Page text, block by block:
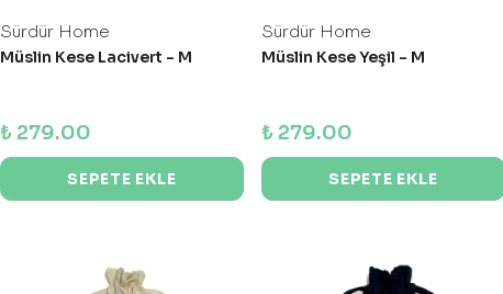
Sürdür Home
Müslin Kese Lacivert - M
₺ 279.00
SEPETE EKLE
Sürdür Home
Müslin Kese Yeşil - M
₺ 279.00
SEPETE EKLE